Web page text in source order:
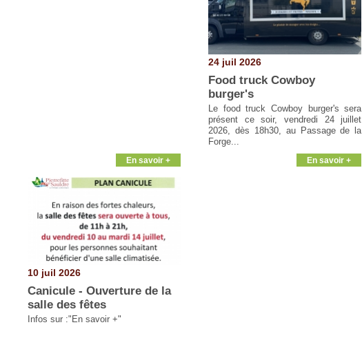
En savoir +
24 juil 2026
Food truck Cowboy
burger's
Le food truck Cowboy burger's sera
présent ce soir, vendredi 24 juillet
2026, dès 18h30, au Passage de la
Forge...
En savoir +
10 juil 2026
Canicule - Ouverture de la
salle des fêtes
Infos sur :"En savoir +"